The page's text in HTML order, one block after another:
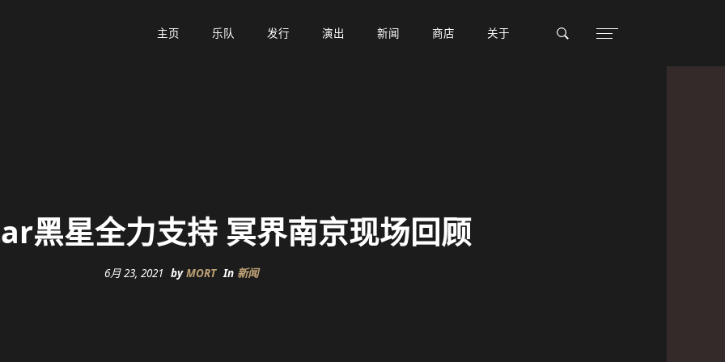
主页
主页 乐队
乐队 发行
发行 演出
演出 新闻
新闻 商店
商店 关于
关于
黑星全力支持 冥界南京现场回顾
6月 23, 2021 byMORT In 新闻